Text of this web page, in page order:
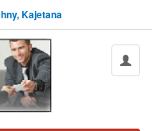
Kajetana